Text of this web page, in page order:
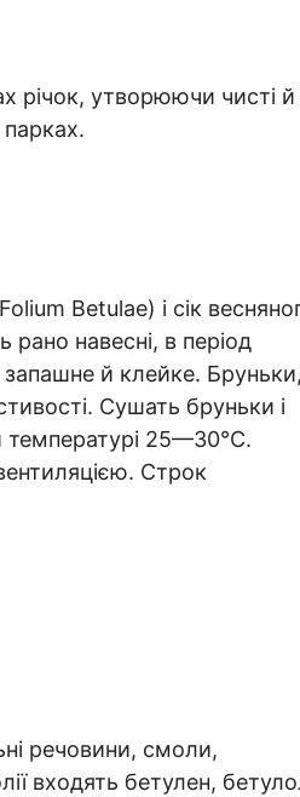
річок, утворюючи чисті й
Betulae) і сік
навесні, в період
запашне й клейке.
Сушать бруньки і
температурі 25—30°С.
Строк
речовини, смоли,
входять бетулен,